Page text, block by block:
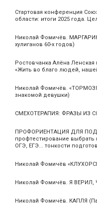
Стартовая конференция
области: итоги 2025 года.
Николай Фомичёв.
хулиганов 60-х годов)
Ростовчанка Алёна
«Жить во благо людей,
Николай Фомичёв.
знакомой девушки)
СМЕХОТЕРАПИЯ: ФРАЗЫ ИЗ
ПРОФОРИЕНТАЦИЯ ДЛЯ
профтестирование
ОГЭ, ЕГЭ... тонкости
Николай Фомичёв
Николай Фомичёв. Я ВЕРИЛ,
Николай Фомичёв. КАПЛЯ